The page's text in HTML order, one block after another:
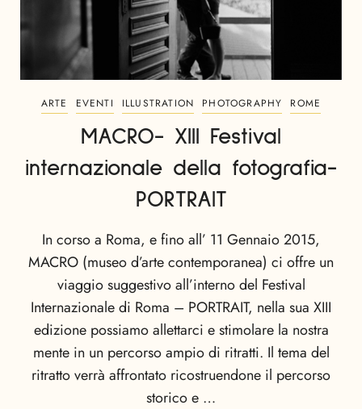
ARTE EVENTI ILLUSTRATION PHOTOGRAPHY ROME
MACRO- XIII Festival
internazionale della fotografia-
PORTRAIT
In corso a Roma, e fino all’ 11 Gennaio 2015,
MACRO (museo d’arte contemporanea) ci offre un
viaggio suggestivo all’interno del Festival
Internazionale di Roma – PORTRAIT, nella sua XIII
edizione possiamo allettarci e stimolare la nostra
mente in un percorso ampio di ritratti. Il tema del
ritratto verrà affrontato ricostruendone il percorso
storico e …